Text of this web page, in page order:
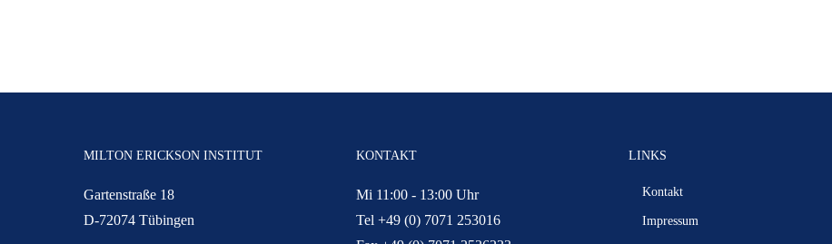
MILTON ERICKSON INSTITUT
Gartenstraße 18
D-72074 Tübingen
KONTAKT
Mi 11:00 - 13:00 Uhr
Tel +49 (0) 7071 253016
LINKS
Kontakt
Impressum